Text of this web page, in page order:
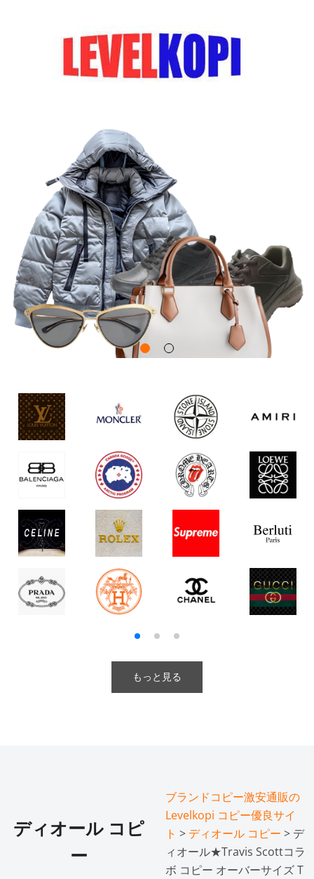
もっと見る
ディオール コピ
ー
ブランドコピー激安通販の
Levelkopi コピー優良サイ
ト > ディオール コピー > デ
ィオール★Travis Scottコラ
ボ コピー オーバーサイズ T